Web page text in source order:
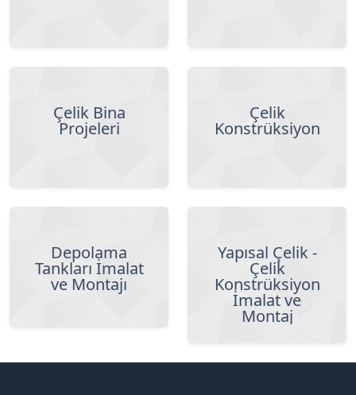
Çelik Bina
Projeleri
Çelik
Konstrüksiyon
Depolama
Tankları İmalat
ve Montajı
Yapısal Çelik -
Çelik
Konstrüksiyon
İmalat ve
Montaj